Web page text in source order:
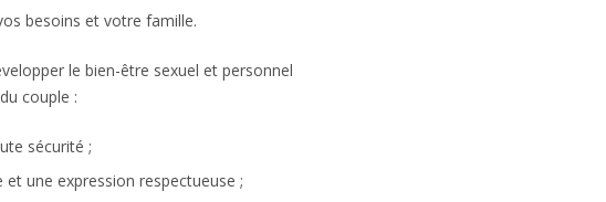
besoins et votre famille.
le bien-être sexuel et personnel
couple :
sécurité ;
une expression respectueuse ;